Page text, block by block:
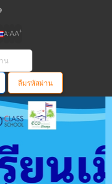
A-AA+
ลืมรหัสผ่าน
มือง